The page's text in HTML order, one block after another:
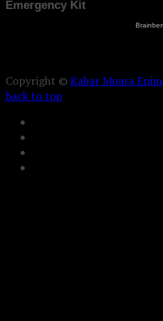
Copyright ©Kabar Muara Enim
back to top